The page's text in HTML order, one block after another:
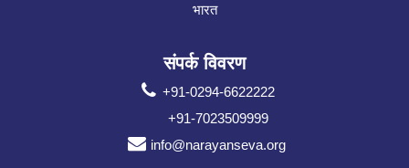
भारत
संपर्क विवरण
+91-0294-6622222
+91-7023509999
info@narayanseva.org